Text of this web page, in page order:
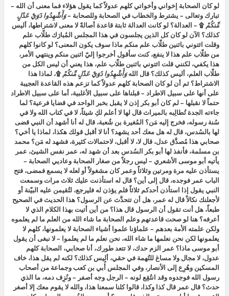
لو كان الصحابة إخواني وأخواتي كلهم عدولاً كما يقول هؤلاء فما معنى أن الله –
تبارك وتعالى – يشترط والخطاب في الصحابة وللصحابة –وَأَشْهِدُوا ذَوَيْ عَدْلٍ
مِّنكُمْ ۩ – العدالة؟ لو كانت العدالة ثابتة قاعدة أصالةً لا معنى لاشتراطها، أليس
كذلك؟ الآن لو كان كل الذين يجلسون في هذا المجلس المُبارَك طلّاب علم
وقلت ائتوني باثنين طلّاب علم منكم ماذا سوف يكون المعنى؟ لو كانوا كلهم
من طلّاب علم هذا لا ينفع، كنت سأقول أخرجوا إليّ اثنين منكم وينتهي الأمر،
هذا يكفي، لكنني قلت ائتوني باثنين طلّاب علم، هذا يعني أن ليس الكل من
طلّاب العلم، أليس كذلك؟ قال اللهوَأَشْهِدُوا ذَوَيْ عَدْلٍ مِّنكُمْ ۩، لماذا هذا
الاشتراط؟ ثم أن لو كان الصحابة كلهم عدولاً كما تزعم هذه القاعدة العجيبة
على أنها على سبيل الاطراد – قبلناها على سبيل الأغلبية، أما على سبيل الاطراد
حتماً لا نقبلها – لم كان أبو بكر إذن لا يقبل بخبر الواحد في قضايا فرعية؟ لما
جاءته الجدة تُطالِبه بالميراث قال لها لا أعلم لكِ شيئاً، لا في كتاب الله ولا في
سُنة رسوله، فخرج إليه مَن؟ المُغيرة بن شُعبة، قال له أنا أشهد أن النبي قضى
لها بالسُدس، قال له هل معك أحد يشهد؟ أنا لا أقبل قولك هكذا، لماذا يا أخي؟
صحابي هذا مُصدَّق عدل، قال لا، لا أقبل، لاحتمالات كثيرة، فشهد له مَن؟ محمد
بن مسلمة، فأنفذ لها أبو بكر السُدس بعد أن شهد له، عمر نفس الشيئ، عمر
يأتيه أبو موسى الأشعري – ليس رجلاً من صغار الصحابة وعاديي الصحابة –
يستأذن عليه مرة ومرتين وثلاثاً وعمر كان مشغولاً أو لعله لا يسمع فمضى، فتح
الباب عمر فوجده، قال إلى أين؟ قال له استأذنت عليك ثلاث مرات وسمعت
النبي يقول إذا استأذن أحدكم ثلاثاً فلم يؤذن له فليرجع، لتُقيمن عليه البيّنة أو
لأجعلنك نكالاً قال له عمر، هل أن تتحدَّث عن الرسول؟ هذا الحديث في الصحيح
طبعاً، هل أنت تقول أن الرسول قال هذا؟ من أين أتيت بهذا الكلام الذي لا
أعرفه؟ هنا لو صحت قاعدتهم وعلم الصحابة ما شاء الله من العلم ما لم يعلموه
ولكن علمته الأمة بعدهم – علماؤنا علموا أشياء الصحابة لا يعلمونها، كلهم لا
يعلمونها لكن نحن نعلمها ما شاء الله، نحن نعلم ما لم يعلموا – لا نبغى أن يقول
أبو موسى ماذا؟ عمر الزم حدك، لا تتعد طورك، أنا صحابي، الصحابة كلهم
عدول، لا مجال ولا مساغ للتُهمة في حقي، أليس كذلك؟ لكنه لم يقل هذا، خاف
المسكين وهُرِع إلى الأنصار، وفي المجلس أُبي بن كعب وجماعة من أصحاب
رسول الله فوجدوه وقد انتُقِع لونه – الرجل وجه أصفر – ونُزِف دمه، ما الذي
حدث؟ قال عمر قال كذا وكذا، قالوا كلنا سمعنا هذا، والله لا يقوم معك إلا أصغر